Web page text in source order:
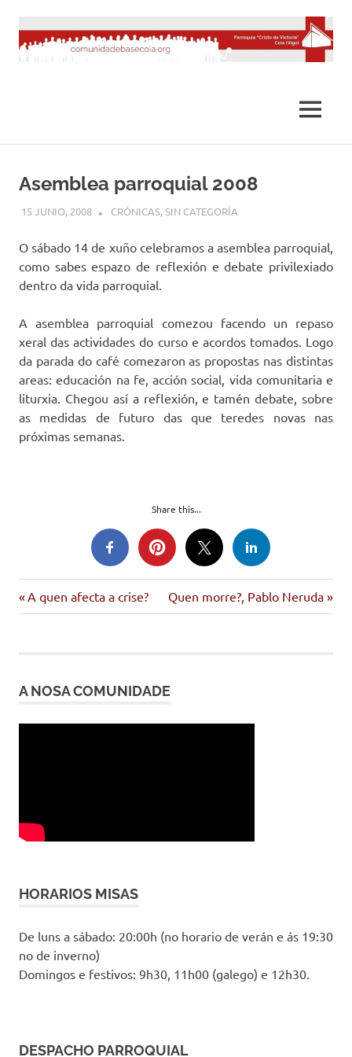
contenido
MENÚ
Asemblea parroquial 2008
15 JUNIO, 2008 DESARROLLO
CRÓNICAS,SIN CATEGORÍA
O sábado 14 de xuño celebramos a asemblea parroquial,
como sabes espazo de reflexión e debate privilexiado
dentro da vida parroquial.
A asemblea parroquial comezou facendo un repaso
xeral das actividades do curso e acordos tomados. Logo
da parada do café comezaron as propostas nas distintas
areas: educación na fe, acción social, vida comunitaria e
liturxia. Chegou así a reflexión, e tamén debate, sobre
as medidas de futuro das que teredes novas nas
próximas semanas.
Share this...
Navegación
Entrada
anterior:
A quen afecta a crise?
Siguiente
entrada:
Quen morre?, Pablo Neruda
A NOSA COMUNIDADE
HORARIOS MISAS
De luns a sábado: 20:00h (no horario de verán e ás 19:30
no de inverno)
Domingos e festivos: 9h30, 11h00 (galego) e 12h30.
DESPACHO PARROQUIAL